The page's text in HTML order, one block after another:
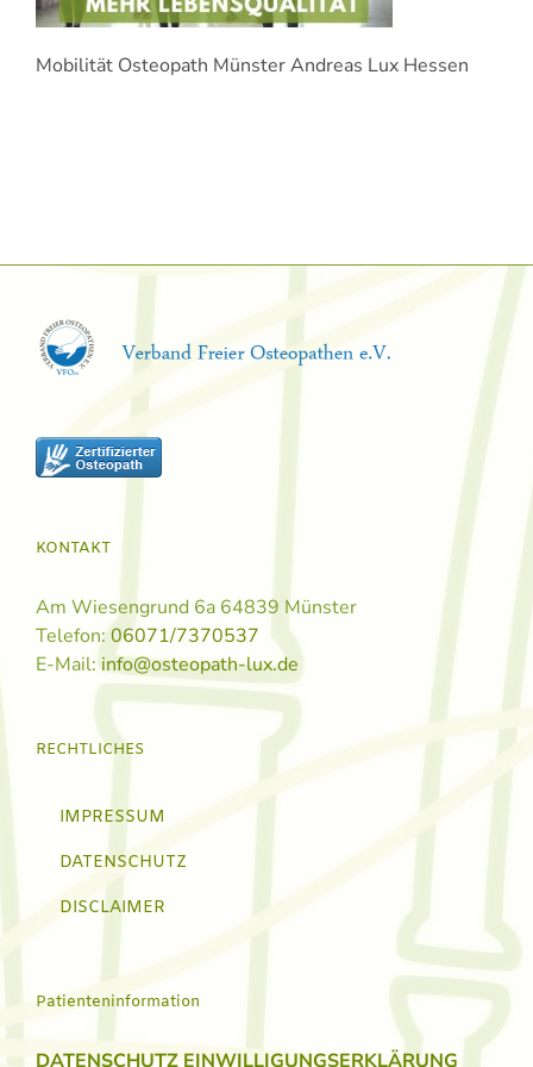
Mobilität Osteopath Münster Andreas Lux Hessen
KONTAKT
Am Wiesengrund 6a 64839 Münster
Telefon:06071/7370537
E-Mail: info@osteopath-lux.de
RECHTLICHES
IMPRESSUM
DATENSCHUTZ
DISCLAIMER
Patienteninformation
DATENSCHUTZ EINWILLIGUNGSERKLÄRUNG